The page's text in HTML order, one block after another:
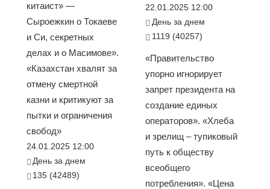
китаист» —
Сыроежкин о Токаеве
и Си, секретных
делах и о Масимове».
«Казахстан хвалят за
отмену смертной
казни и критикуют за
пытки и ограничения
свобод»
24.01.2025 12:00
День за днем
135 (42489)
22.01.2025 12:00
День за днем
1119 (40257)
«Правительство
упорно игнорирует
запрет президента на
создание единых
операторов». «Хлеба
и зрелищ – тупиковый
путь к обществу
всеобщего
потребления». «Цена